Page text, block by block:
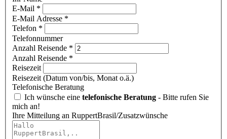
E-Mail *
E-Mail Adresse *
Telefon *
Telefonnummer
Anzahl Reisende *
Anzahl Reisende *
Reisezeit
Reisezeit (Datum von/bis, Monat o.ä.)
Telefonische Beratung
Ich wünsche eine telefonische Beratung - Bitte rufen Sie
mich an!
Ihre Mitteilung an RuppertBrasil/Zusatzwünsche